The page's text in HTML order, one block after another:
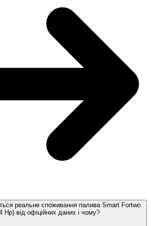
реальне споживання палива Smart Fortwo
Hp) від офіційних даних і чому?